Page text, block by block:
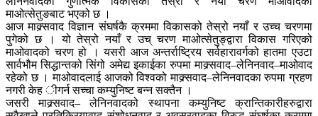
माओत्सेतुङबाट भएको छ ।
आज माक्र्सवाद विज्ञान संघर्षकै क्रममा विकासको तेस्रो नयाँ र उच्च चरणमा
पुगेको छ । यो तेस्रो नयाँ र उच् चरण माओत्सेतुङ्द्वारा विकास गरिएको
माओवादको चरण हो । यसरी आज अन्तर्राष्ट्रिय सर्वहारावर्गको हातमा एउटा
सार्वभौम सिद्धान्तको सिंगो अमेद्य इकाईका रुपमा माक्र्सवाद–लेनिनवाद–माओवाद
रहेको छ । माओवादलाई आजको विश्वको माक्र्सवाद–लेनिनवादका रुपमा ग्रहण
नगरी केह ीगर्न सच्चा कम्युनिष्ट बन्न सक्तैन ।
जसरी माक्र्सवाद– लेनिनवादको स्थापना कम्युनिष्ट क्रान्तिकारीहरुद्वारा